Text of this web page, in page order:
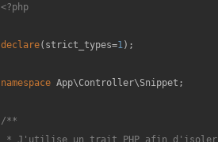
<?php
declare(strict_types=1);
namespace App\Controller\Snippet ;
/**
* J'utilise un trait PHP afin d'isoler